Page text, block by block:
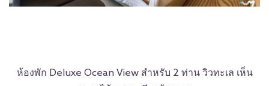
ห้องพัก Deluxe Ocean View สำหรับ 2 ท่าน วิวทะเล เห็น